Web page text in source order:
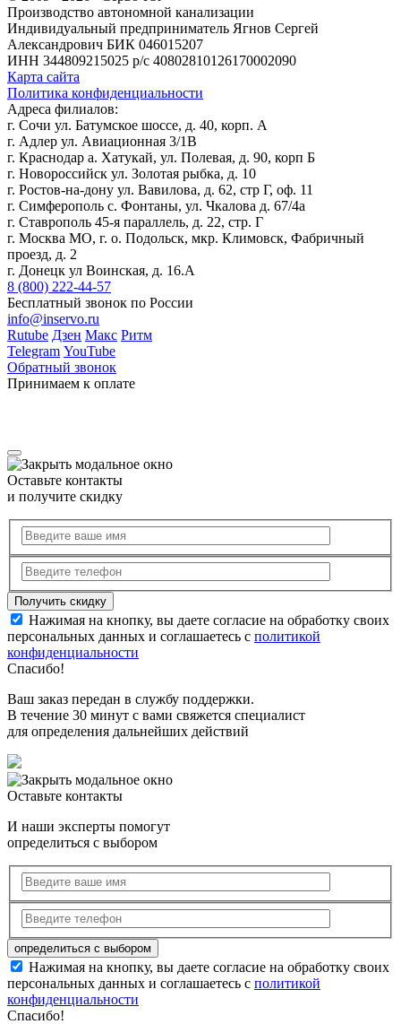
Производство автономной канализации
Индивидуальный предприниматель Ягнов Сергей
Александрович БИК 046015207
ИНН 344809215025 р/с 40802810126170002090
Карта сайта
Политика конфиденциальности
Адреса филиалов:
г. Сочи ул. Батумское шоссе, д. 40, корп. А
г. Адлер ул. Авиационная 3/1В
г. Краснодар а. Хатукай, ул. Полевая, д. 90, корп Б
г. Новороссийск ул. Золотая рыбка, д. 10
г. Ростов-на-дону ул. Вавилова, д. 62, стр Г, оф. 11
г. Симферополь с. Фонтаны, ул. Чкалова д. 67/4а
г. Ставрополь 45-я параллель, д. 22, стр. Г
г. Москва МО, г. о. Подольск, мкр. Климовск, Фабричный
проезд, д. 2
г. Донецк ул Воинская, д. 16.А
8 (800) 222-44-57
Бесплатный звонок по России
info@inservo.ru
Rutube Дзен Макс Ритм
Telegram YouTube
Обратный звонок
Принимаем к оплате
Оставьте контакты
и получите скидку
Нажимая на кнопку, вы даете согласие на обработку своих
персональных данных и соглашаетесь с политикой
конфиденциальности
Спасибо!
Ваш заказ передан в службу поддержки.
В течение 30 минут с вами свяжется специалист
для определения дальнейших действий
Оставьте контакты
И наши эксперты помогут
определиться с выбором
Нажимая на кнопку, вы даете согласие на обработку своих
персональных данных и соглашаетесь с политикой
конфиденциальности
Спасибо!